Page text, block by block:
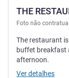
THE
Foto não contratual
The restaurant
buffet breakfast
afternoon.
Ver detalhes